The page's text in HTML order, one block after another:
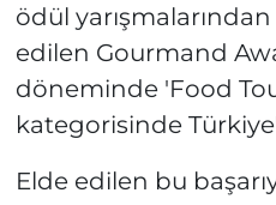
ödül
edilen Gourmand
döneminde 'Food
kategorisinde
Elde edilen bu